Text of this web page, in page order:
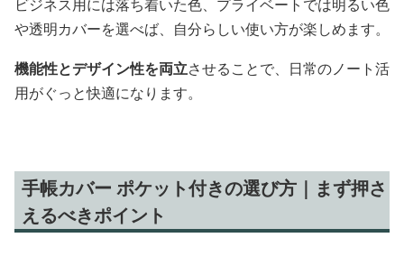
ビジネス用には落ち着いた色、プライベートでは明るい色
や透明カバーを選べば、自分らしい使い方が楽しめます。
機能性とデザイン性を両立させることで、日常のノート活
用がぐっと快適になります。
手帳カバー ポケット付きの選び方｜まず押さ
えるべきポイント